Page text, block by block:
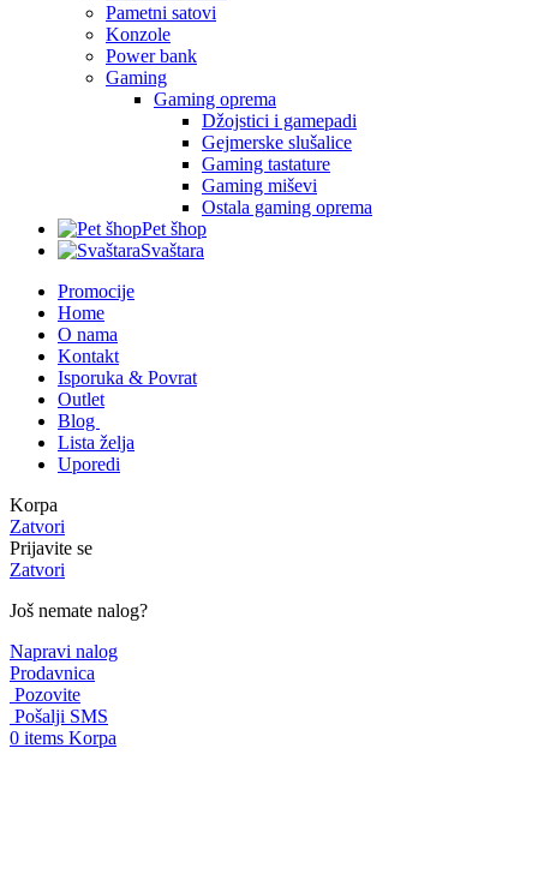
Pametni satovi
Konzole
Power bank
Gaming
Gaming oprema
Džojstici i gamepadi
Gejmerske slušalice
Gaming tastature
Gaming miševi
Ostala gaming oprema
Pet šhop
Svaštara
Promocije
Home
O nama
Kontakt
Isporuka & Povrat
Outlet
Blog
Lista želja
Uporedi
Korpa
Zatvori
Prijavite se
Zatvori
Još nemate nalog?
Napravi nalog
Prodavnica
Pozovite
Pošalji SMS
0 items Korpa